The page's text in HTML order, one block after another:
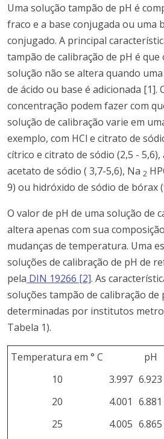
Uma solução tampão de pH é
fraco e a base conjugada ou uma
conjugado. A principal
tampão de calibração de pH é que
solução não se altera quando
de ácido ou base é adicionada [1].
concentração podem fazer com
solução de calibração varie em
exemplo, com HCl e citrato de
cítrico e citrato de sódio (2,5 - 5,6),
acetato de sódio ( 3,7-5,6), Na 2
9) ou hidróxido de sódio de bórax
O valor de pH de uma solução de
altera apenas com sua
mudanças de temperatura. Uma
soluções de calibração de pH de
pela DIN 19266 [2]. As
soluções tampão de calibração de
determinadas por institutos
Tabela 1).
Temperatura em ° C
pH
10
3.997 6.923
20
4.001 6.881
25
4.005 6.865